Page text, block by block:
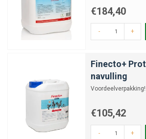
€184,40
- +
Finecto+
navulling
Voordeelverpakking!
€105,42
- +